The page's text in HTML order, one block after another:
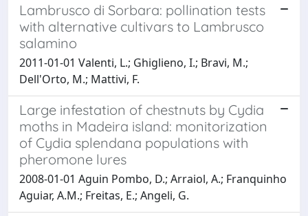
Lambrusco di Sorbara: pollination tests
with alternative cultivars to Lambrusco
salamino
2011-01-01 Valenti, L.; Ghiglieno, I.; Bravi, M.;
Dell'Orto, M.; Mattivi, F.
Large infestation of chestnuts by Cydia
moths in Madeira island: monitorization
of Cydia splendana populations with
pheromone lures
2008-01-01 Aguin Pombo, D.; Arraiol, A.; Franquinho
Aguiar, A.M.; Freitas, E.; Angeli, G.